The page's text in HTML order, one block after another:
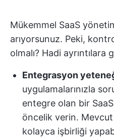
Mükemmel SaaS
arıyorsunuz. Peki,
olmalı? Hadi ayrıntılara
Entegrasyon
uygulamalarınızla
entegre olan bir
öncelik verin. Mevcut
kolayca işbirliği